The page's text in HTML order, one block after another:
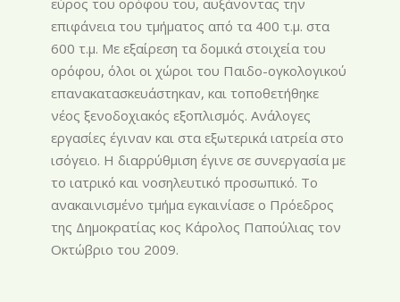
επιφάνεια του τμήματος από τα 400 τ.μ. στα
600 τ.μ. Με εξαίρεση τα δομικά στοιχεία του
ορόφου, όλοι οι χώροι του Παιδο-ογκολογικού
επανακατασκευάστηκαν, και τοποθετήθηκε
νέος ξενοδοχιακός εξοπλισμός. Ανάλογες
εργασίες έγιναν και στα εξωτερικά ιατρεία στο
ισόγειο. Η διαρρύθμιση έγινε σε συνεργασία με
το ιατρικό και νοσηλευτικό προσωπικό. Το
ανακαινισμένο τμήμα εγκαινίασε ο Πρόεδρος
της Δημοκρατίας κος Κάρολος Παπούλιας τον
Οκτώβριο του 2009.